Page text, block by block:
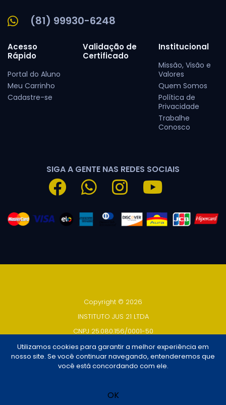
(81) 99930-6248
Acesso
Rápido
Portal do Aluno
Meu Carrinho
Cadastre-se
Validação de
Certificado
Institucional
Missão, Visão e
Valores
Quem Somos
Política de
Privacidade
Trabalhe
Conosco
SIGA A GENTE NAS REDES SOCIAIS
Copyright © 2026
INSTITUTO JUS 21 LTDA
CNPJ 25.080.156/0001-50
Todos os direitos reservados
Desenvolvido porTUTOR
Utilizamos cookies para garantir a melhor experiência em
nosso site. Se você continuar navegando, entenderemos que
você está concordando com ele.
OK